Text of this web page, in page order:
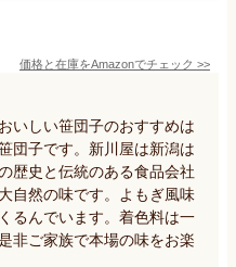
価格と在庫をAmazonでチェック >>
いしい笹団子のおすすめは
団子です。新川屋は新潟は
歴史と伝統のある食品会社
自然の味です。よもぎ風味
るんでいます。着色料は一
非ご家族で本場の味をお楽